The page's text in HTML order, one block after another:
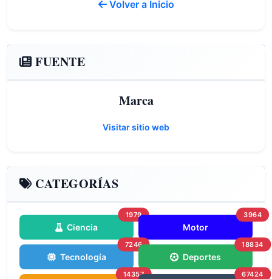
Volver a Inicio
FUENTE
Marca
Visitar sitio web
CATEGORÍAS
Ciencia
1979
Motor
3964
Tecnología
7246
Deportes
18834
14357 67424